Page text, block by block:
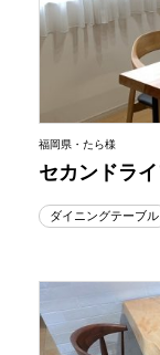
福岡県・たら様
セカンドラ
ダイニングテーブル